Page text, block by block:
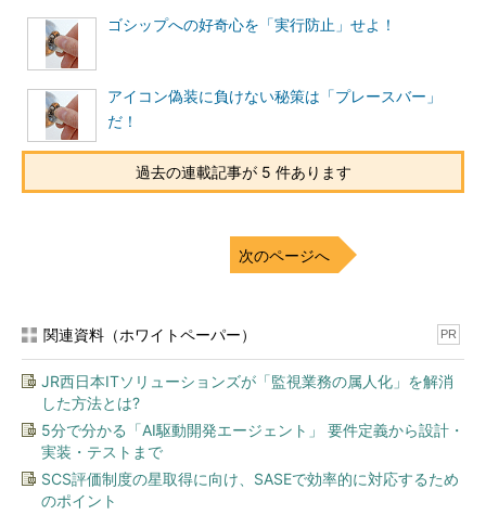
一方で、これらプラグインにもしばしば脆弱性が発見されるこ
とがあります。この脆弱性を修正するためには、プラグインのバ
ージョンアップが必要となります。
数の大小はあるにせよ、プログラムには脆弱性はつきものだと
私は考えています。これはプラグインというプログラムも例外で
はありません。すなわち、セキュリティを高めるためには、この
しい状況にあると感じています。
なぜなら、プラグインという存在をあまり意識することなく、
インターネットライフを楽しめるような工夫がなされてきたた
め、このことが逆にあだとなり、ユーザーの意識からプラグイン
という存在が消えているように思えるからです。
そのため、プラグインのバージョン管理が行われておらず、脆
ゴシップへの好奇心を「実行防止」せよ！
アイコン偽装に負けない秘策は「プレースバー」
だ！
過去の連載記事が 5 件あります
次のページへ
関連資料（ホワイトペーパー） PR
JR西日本ITソリューションズが「監視業務の属人化」を解消
した方法とは?
5分で分かる「AI駆動開発エージェント」 要件定義から設計・
実装・テストまで
SCS評価制度の星取得に向け、SASEで効率的に対応するため
のポイント